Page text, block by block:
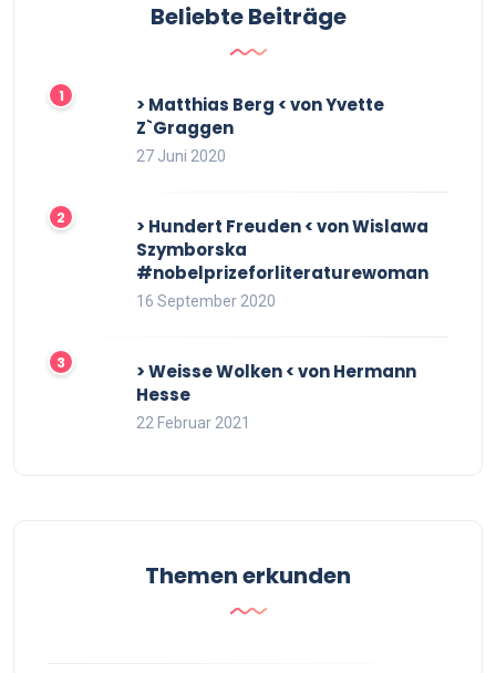
Beliebte Beiträge
> Matthias Berg < von Yvette
Z`Graggen
27 Juni 2020
> Hundert Freuden < von Wislawa
Szymborska
#nobelprizeforliteraturewoman
16 September 2020
> Weisse Wolken < von Hermann
Hesse
22 Februar 2021
Themen erkunden